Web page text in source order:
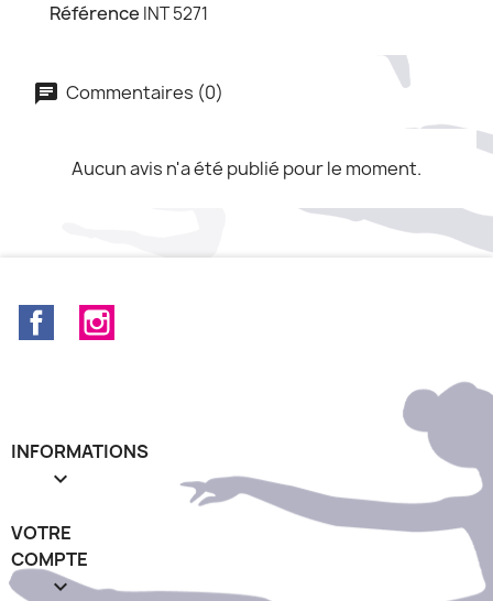
Référence INT 5271
Commentaires (0)
Aucun avis n'a été publié pour le moment.
Facebook
INFORMATIONS

VOTRE
COMPTE
